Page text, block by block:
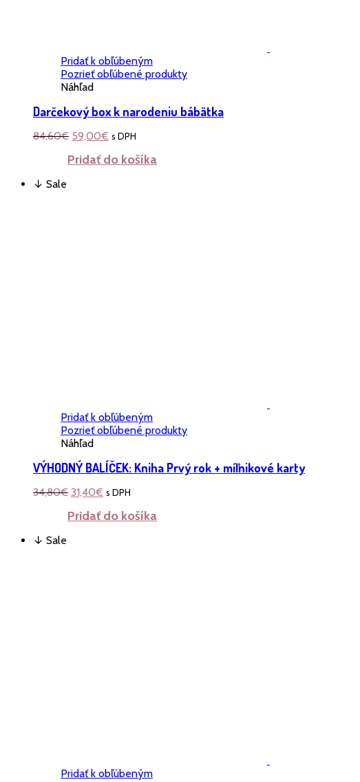
Pridať k obľúbeným
Pozrieť obľúbené produkty
Náhľad
Darčekový box k narodeniu bábätka
84,60€ 59,00€ s DPH
Pridať do košíka
↓ Sale
Pridať k obľúbeným
Pozrieť obľúbené produkty
Náhľad
VÝHODNÝ BALÍČEK: Kniha Prvý rok + míľnikové karty
34,80€ 31,40€ s DPH
Pridať do košíka
↓ Sale
Pridať k obľúbeným